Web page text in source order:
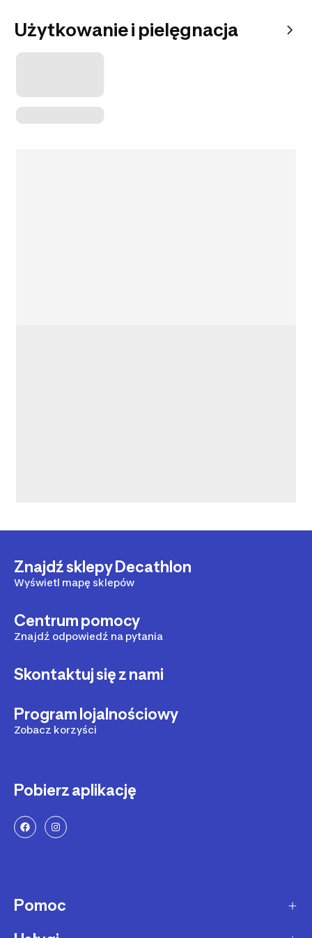
Użytkowanie i pielęgnacja
Znajdź sklepy Decathlon
Wyświetl mapę sklepów
Centrum pomocy
Znajdź odpowiedź na pytania
Skontaktuj się z nami
Program lojalnościowy
Zobacz korzyści
Pobierz aplikację
Pomoc